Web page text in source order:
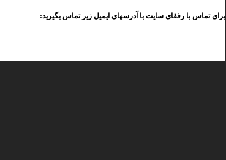
برای تماس با رفقای سایت با آدرسهای ایمیل زیر تماس بگیرید: